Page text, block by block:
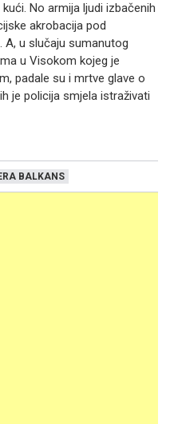
No armija ljudi izbačenih
akrobacija pod
A, u slučaju sumanutog
u Visokom kojeg je
padale su i mrtve glave o
je policija smjela istraživati
BALKANS